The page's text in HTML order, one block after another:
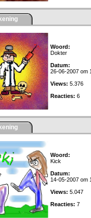
Woord:
Dokter
Datum:
26-06-2007 om
Views: 5.376
Reacties: 6
Woord:
Kick
Datum:
14-05-2007 om
Views: 5.047
Reacties: 7